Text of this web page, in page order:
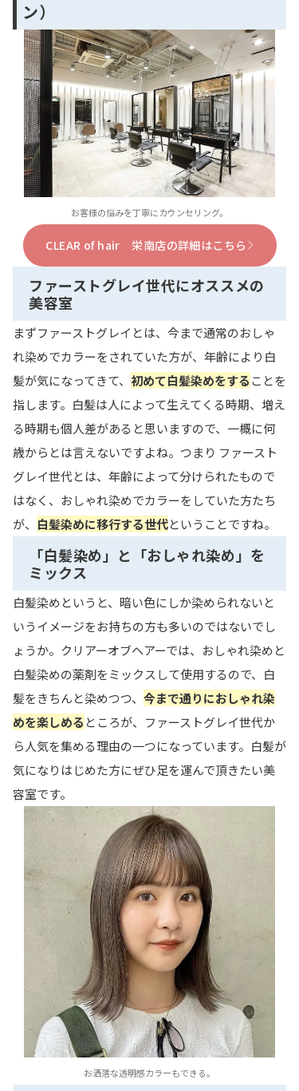
ン）
お客様の悩みを丁寧にカウンセリング。
CLEAR of hair 栄南店の詳細はこちら
ファーストグレイ世代にオススメの
美容室
まずファーストグレイとは、今まで通常のおしゃ
れ染めでカラーをされていた方が、年齢により白
髪が気になってきて、 初めて白髪染めをすることを
指します。白髪は人によって生えてくる時期、増え
る時期も個人差があると思いますので、一概に何
歳からとは言えないですよね。つまり ファースト
グレイ世代とは、年齢によって分けられたもので
はなく、おしゃれ染めでカラーをしていた方たち
が、 白髪染めに移行する世代ということですね。
「白髪染め」と「おしゃれ染め」を
ミックス
白髪染めというと、暗い色にしか染められないと
いうイメージをお持ちの方も多いのではないでし
ょうか。クリアーオブヘアーでは、おしゃれ染めと
白髪染めの薬剤をミックスして使用するので、白
髪をきちんと染めつつ、 今まで通りにおしゃれ染
めを楽しめる ところが、ファーストグレイ世代か
ら人気を集める理由の一つになっています。白髪が
気になりはじめた方にぜひ足を運んで頂きたい美
容室です。
お洒落な透明感カラーもできる。